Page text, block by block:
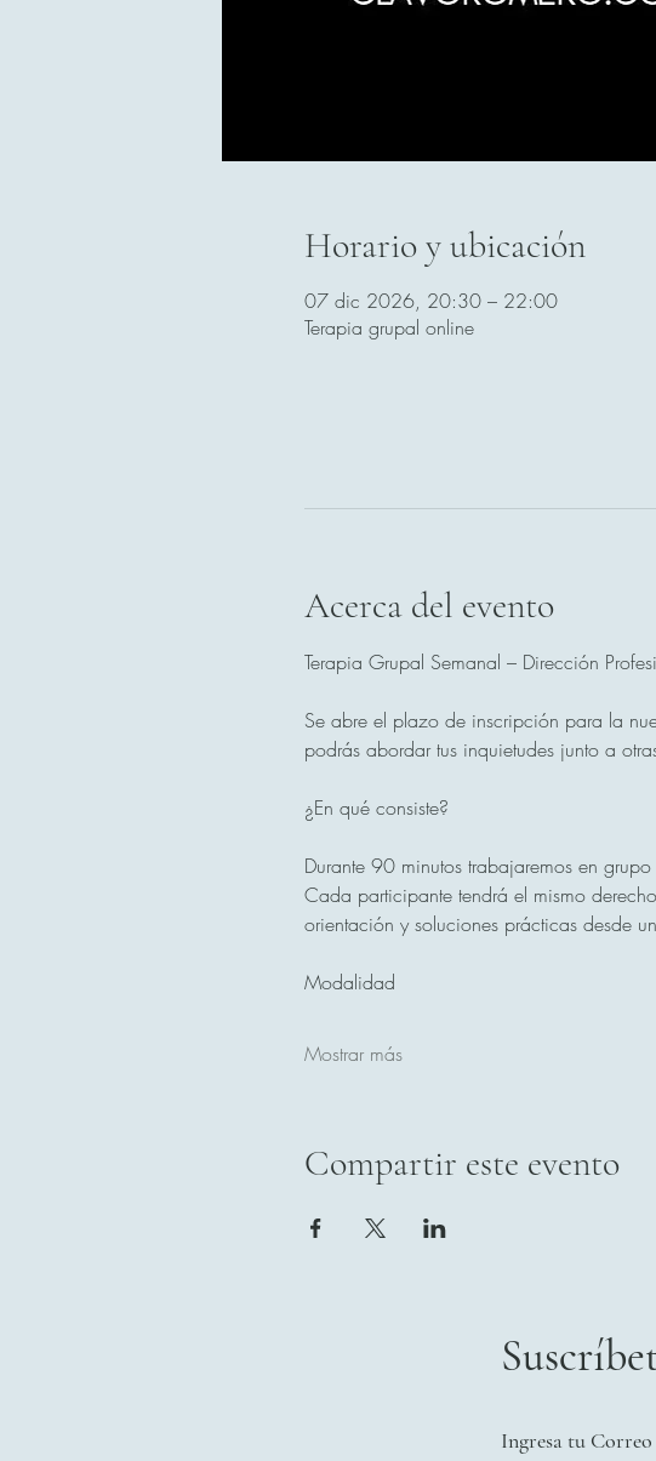
Horario y ubicación
07 dic 2026, 20:30 – 22:00
Terapia grupal online
Acerca del evento
Terapia Grupal Semanal – Dirección
Se abre el plazo de inscripción para la
podrás abordar tus inquietudes junto a
¿En qué consiste?
Durante 90 minutos trabajaremos en
Cada participante tendrá el mismo
orientación y soluciones prácticas desde
Modalidad
Mostrar más
Compartir este evento
Ingresa tu Correo